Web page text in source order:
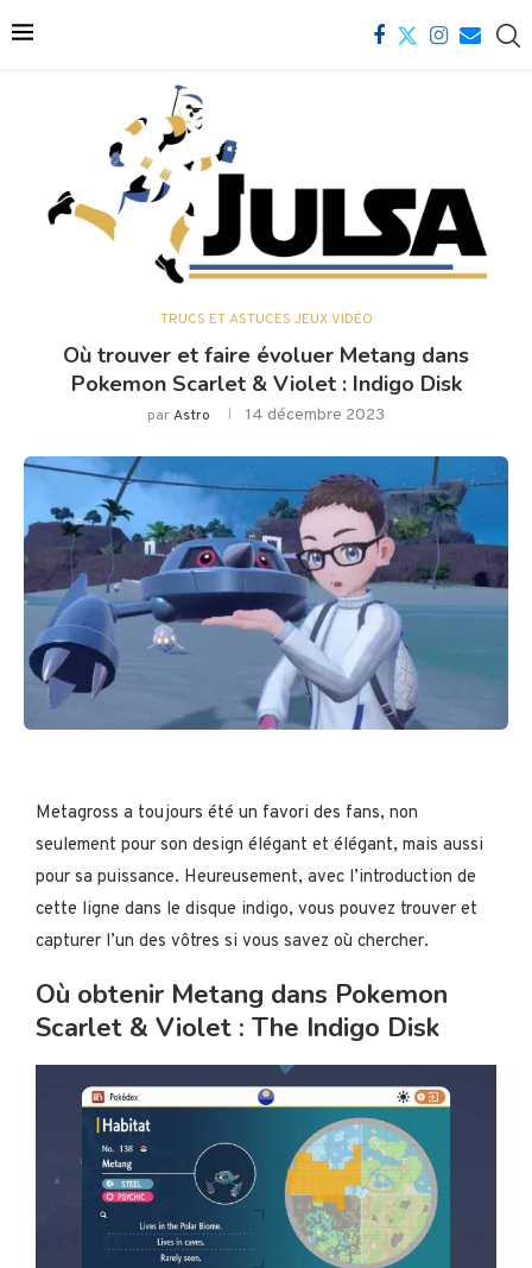
TRUCS ET ASTUCES JEUX VIDÉO
Où trouver et faire évoluer Metang dans
Pokemon Scarlet & Violet : Indigo Disk
parAstro 14 décembre 2023
Metagross a toujours été un favori des fans, non
seulement pour son design élégant et élégant, mais aussi
pour sa puissance. Heureusement, avec l’introduction de
cette ligne dans le disque indigo, vous pouvez trouver et
capturer l’un des vôtres si vous savez où chercher.
Où obtenir Metang dans Pokemon
Scarlet & Violet : The Indigo Disk